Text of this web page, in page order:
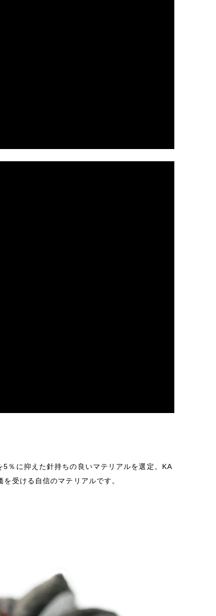
％に抑えた針持ちの良いマテリアルを選定。KA
受ける自信のマテリアルです。